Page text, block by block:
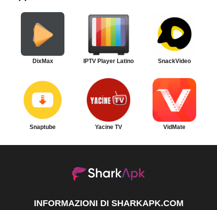
DixMax IPTV Player Latino SnackVideo
Snaptube Yacine TV VidMate
INFORMAZIONI DI SHARKAPK.COM